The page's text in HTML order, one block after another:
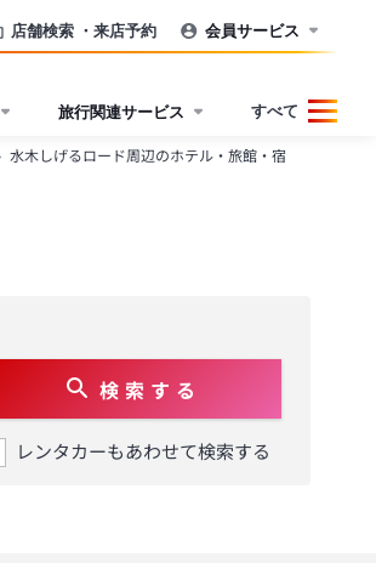
店舗検索 ・来店予約 会員サービス
旅行関連サービス すべて
水木しげるロード周辺のホテル・旅館・宿
検 索 す る
レンタカーもあわせて検索する